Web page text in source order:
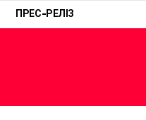
ПРЕС-РЕЛІЗ